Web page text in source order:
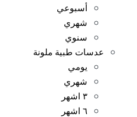
أسبوعي
شهري
سنوي
عدسات طبية ملونة
يومي
شهري
٣ اشهر
٦ اشهر